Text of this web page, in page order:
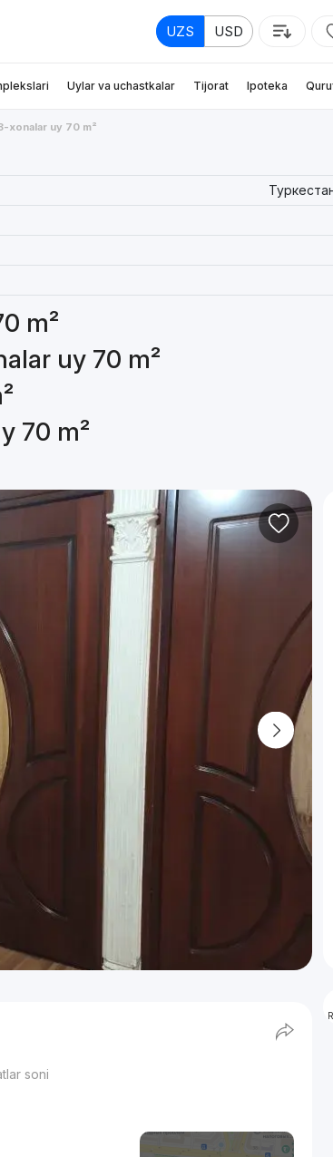
UZS USD
Uylar va uchastkalar Tijorat Ipoteka
xonalar uy 70 m²
m²
uy 70 m²
70 m²
soni